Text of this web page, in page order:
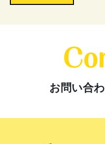
お問い合